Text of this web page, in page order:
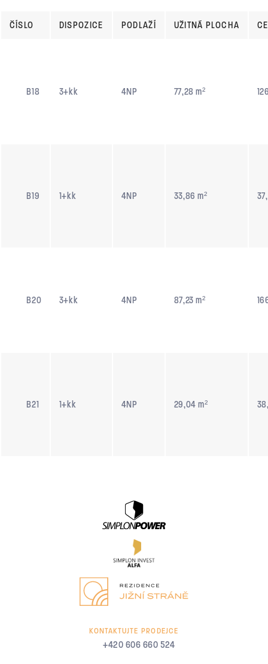
ČÍSLO DISPOZICE PODLAŽÍ UŽITNÁ PLOCHA
B18 3+kk 4NP 77,28 m²
B19 1+kk 4NP 33,86 m²
B20 3+kk 4NP 87,23 m²
B21 1+kk 4NP 29,04 m²
KONTAKTUJTE PRODEJCE
+420 606 660 524